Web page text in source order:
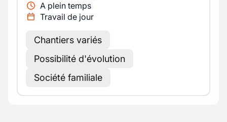
A plein temps
Travail de jour
Chantiers variés
Possibilité d'évolution
Société familiale